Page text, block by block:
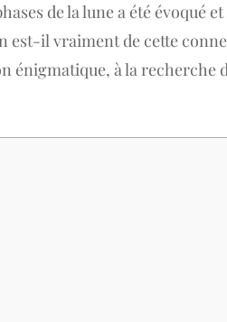
de la lune a été évoqué
est-il vraiment de cette
énigmatique, à la recherche